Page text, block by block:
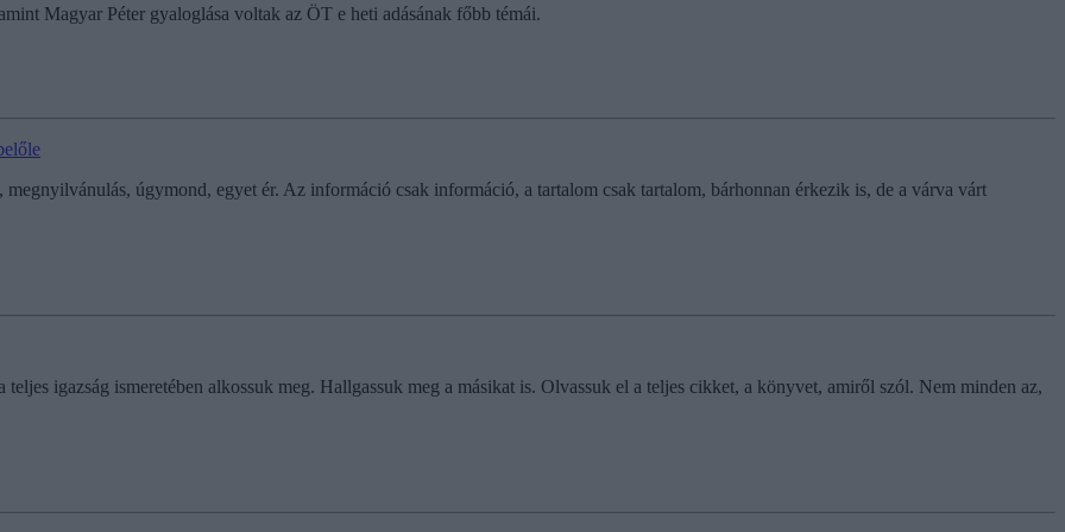
Magyar Péter gyaloglása voltak az ÖT e heti adásának főbb témái.
úgymond, egyet ér. Az információ csak információ, a tartalom csak tartalom, bárhonnan érkezik is, de a várva várt
igazság ismeretében alkossuk meg. Hallgassuk meg a másikat is. Olvassuk el a teljes cikket, a könyvet, amiről szól. Nem minden az,